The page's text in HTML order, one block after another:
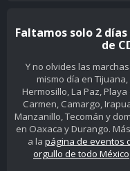
Faltamos solo 2
de
Y no olvides las
mismo día en Tijuana,
Hermosillo, La Paz, Playa
Carmen, Camargo,
Manzanillo, Tecomán y
en Oaxaca y Durango.
a la página de eventos
orgullo de todo México